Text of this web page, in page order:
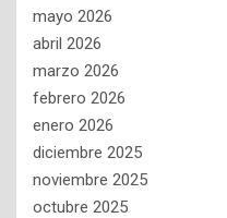
mayo 2026
abril 2026
marzo 2026
febrero 2026
enero 2026
diciembre 2025
noviembre 2025
octubre 2025